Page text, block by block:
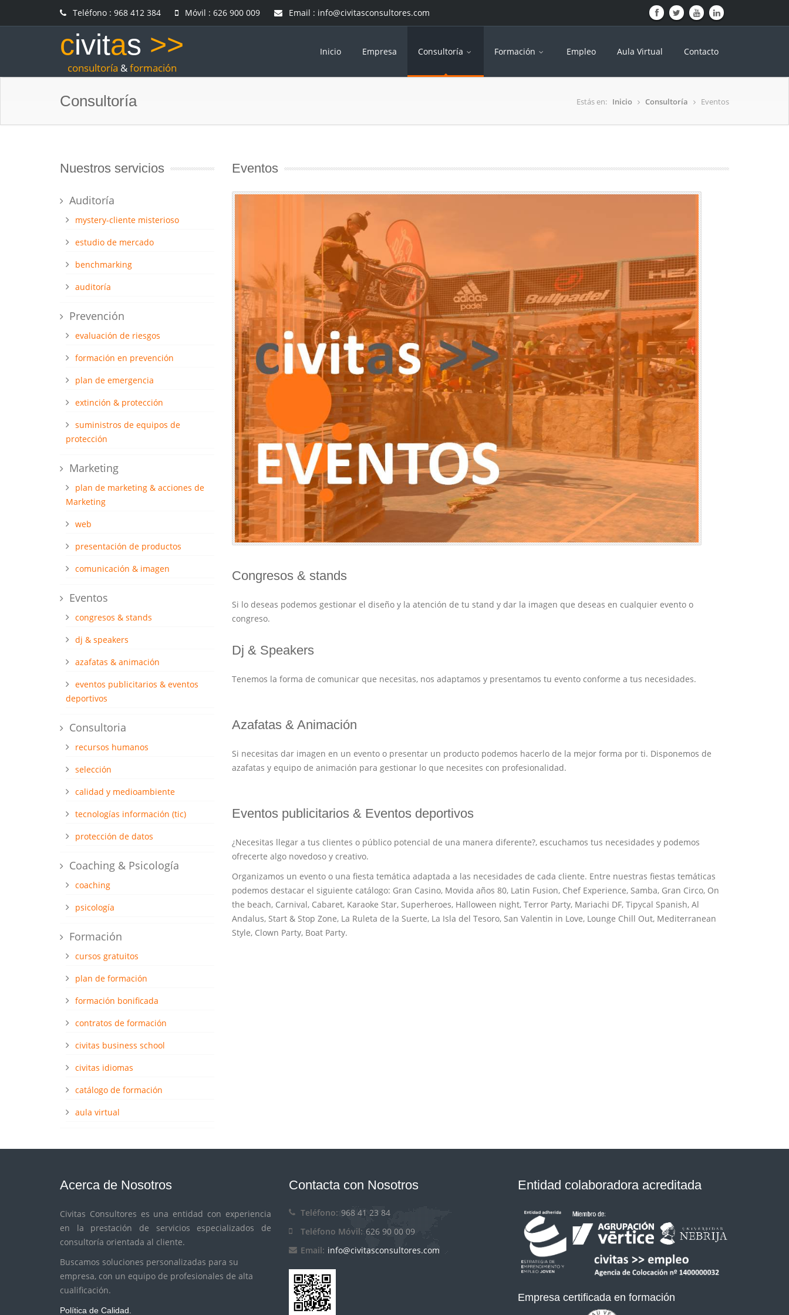
Teléfono : 968 412 384 Móvil : 626 900 009 Email : info@civitasconsultores.com
civitas >>
consultoría &formación
Inicio Empresa Consultoría Formación Empleo Aula Virtual Contacto
Consultoría Estás en: Inicio Consultoría Eventos
Nuestros servicios
Auditoría
mystery-cliente misterioso
estudio de mercado
benchmarking
auditoría
Prevención
evaluación de riesgos
formación en prevención
plan de emergencia
extinción & protección
suministros de equipos de
protección
Marketing
plan de marketing & acciones de
Marketing
web
presentación de productos
comunicación & imagen
Eventos
congresos & stands
dj & speakers
azafatas & animación
eventos publicitarios & eventos
deportivos
Consultoria
recursos humanos
selección
calidad y medioambiente
tecnologías información (tic)
protección de datos
Coaching & Psicología
coaching
psicología
Formación
cursos gratuitos
plan de formación
formación bonificada
contratos de formación
civitas business school
civitas idiomas
catálogo de formación
aula virtual
Eventos
Congresos & stands
Si lo deseas podemos gestionar el diseño y la atención de tu stand y dar la imagen que deseas en cualquier evento o
congreso.
Dj & Speakers
Tenemos la forma de comunicar que necesitas, nos adaptamos y presentamos tu evento conforme a tus necesidades.
Azafatas & Animación
Si necesitas dar imagen en un evento o presentar un producto podemos hacerlo de la mejor forma por ti. Disponemos de
azafatas y equipo de animación para gestionar lo que necesites con profesionalidad.
Eventos publicitarios & Eventos deportivos
¿Necesitas llegar a tus clientes o público potencial de una manera diferente?, escuchamos tus necesidades y podemos
ofrecerte algo novedoso y creativo.
Organizamos un evento o una fiesta temática adaptada a las necesidades de cada cliente. Entre nuestras fiestas temáticas
podemos destacar el siguiente catálogo: Gran Casino, Movida años 80, Latin Fusion, Chef Experience, Samba, Gran Circo, On
the beach, Carnival, Cabaret, Karaoke Star, Superheroes, Halloween night, Terror Party, Mariachi DF, Tipycal Spanish, Al
Andalus, Start & Stop Zone, La Ruleta de la Suerte, La Isla del Tesoro, San Valentin in Love, Lounge Chill Out, Mediterranean
Style, Clown Party, Boat Party.
Acerca de Nosotros
Civitas Consultores es una entidad con experiencia
en la prestación de servicios especializados de
consultoría orientada al cliente.
Buscamos soluciones personalizadas para su
empresa, con un equipo de profesionales de alta
cualificación.
Política de Calidad.
Contacta con Nosotros
Teléfono: 968 41 23 84
Teléfono Móvil: 626 90 00 09
Email: info@civitasconsultores.com
Entidad colaboradora acreditada
Empresa certificada en formación